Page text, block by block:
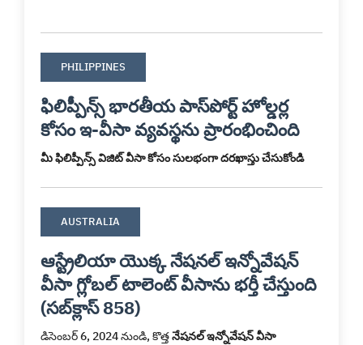
PHILIPPINES
ఫిలిప్పీన్స్ భారతీయ పాస్‌పోర్ట్ హోల్డర్ల
కోసం ఇ-వీసా వ్యవస్థను ప్రారంభించింది
మీ ఫిలిప్పీన్స్ విజిట్ వీసా కోసం సులభంగా దరఖాస్తు చేసుకోండి
AUSTRALIA
ఆస్ట్రేలియా యొక్క నేషనల్ ఇన్నోవేషన్
వీసా గ్లోబల్ టాలెంట్ వీసాను భర్తీ చేస్తుంది
(సబ్‌క్లాస్ 858)
డిసెంబర్ 6, 2024 నుండి, కొత్తనేషనల్ ఇన్నోవేషన్ వీసా